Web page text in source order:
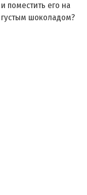
поместить его на
шоколадом?